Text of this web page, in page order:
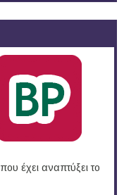
που έχει αναπτύξει το